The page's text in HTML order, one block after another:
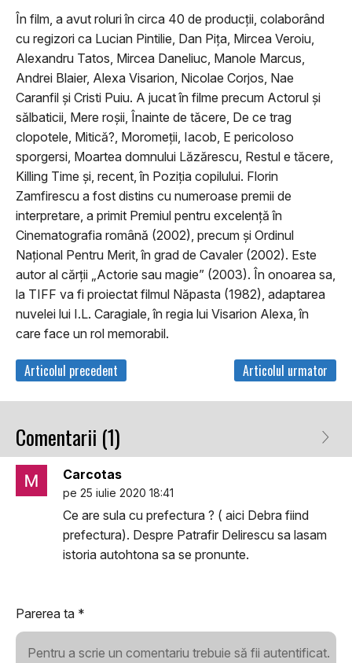
În film, a avut roluri în circa 40 de producţii, colaborând
cu regizori ca Lucian Pintilie, Dan Piţa, Mircea Veroiu,
Alexandru Tatos, Mircea Daneliuc, Manole Marcus,
Andrei Blaier, Alexa Visarion, Nicolae Corjos, Nae
Caranfil şi Cristi Puiu. A jucat în filme precum Actorul şi
sălbaticii, Mere roşii, Înainte de tăcere, De ce trag
clopotele, Mitică?, Moromeţii, Iacob, E pericoloso
sporgersi, Moartea domnului Lăzărescu, Restul e tăcere,
Killing Time şi, recent, în Poziţia copilului. Florin
Zamfirescu a fost distins cu numeroase premii de
interpretare, a primit Premiul pentru excelenţă în
Cinematografia română (2002), precum şi Ordinul
Naţional Pentru Merit, în grad de Cavaler (2002). Este
autor al cărţii „Actorie sau magie” (2003). În onoarea sa,
la TIFF va fi proiectat filmul Năpasta (1982), adaptarea
nuvelei lui I.L. Caragiale, în regia lui Visarion Alexa, în
care face un rol memorabil.
Articolul precedent Articolul urmator
Comentarii (1)
Carcotas
pe 25 iulie 2020 18:41
Ce are sula cu prefectura ? ( aici Debra fiind
prefectura). Despre Patrafir Delirescu sa lasam
istoria autohtona sa se pronunte.
Parerea ta *
Pentru a scrie un comentariu trebuie să fii autentificat.